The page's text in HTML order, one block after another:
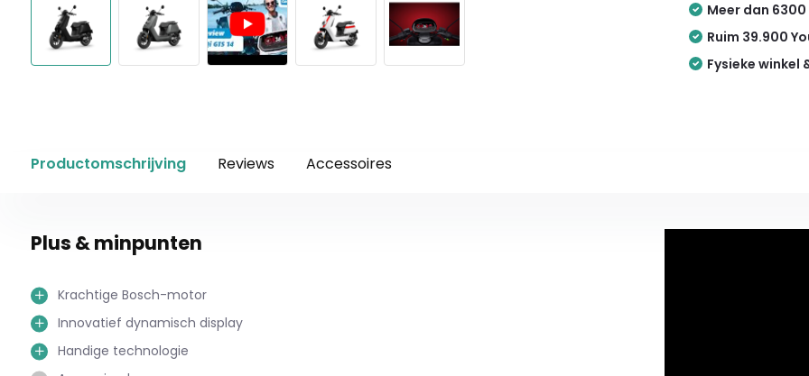
Meer dan
Ruim 39.900
Fysieke winkel
Productomschrijving Reviews Accessoires
Plus & minpunten
Krachtige Bosch-motor
Innovatief dynamisch display
Handige technologie